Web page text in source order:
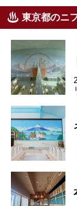
東京都のニ